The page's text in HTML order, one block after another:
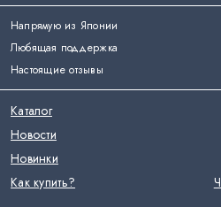
Напрямую из Японии
Любящая поддержка
Настоящие отзывы
Каталог
Новости
Новинки
Как купить?